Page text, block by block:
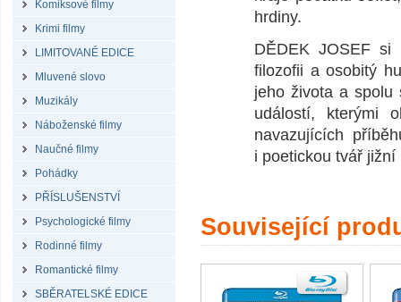
Komiksové filmy
Krimi filmy
LIMITOVANÉ EDICE
Mluvené slovo
Muzikály
Náboženské filmy
Naučné filmy
Pohádky
PŘÍSLUŠENSTVÍ
Psychologické filmy
Rodinné filmy
Romantické filmy
SBĚRATELSKÉ EDICE
hrdiny.
DĚDEK JOSEF si
filozofii a osobitý
jeho života a spolu
událostí, kterými
navazujících
i poetickou tvář jižní
Související